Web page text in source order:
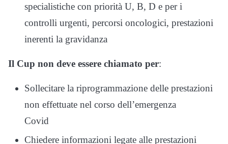
specialistiche con priorità U, B, D e per i
controlli urgenti, percorsi oncologici, prestazioni
inerenti la gravidanza
Il Cup non deve essere chiamato per:
Sollecitare la riprogrammazione delle prestazioni
non effettuate nel corso dell’emergenza
Covid
Chiedere informazioni legate alle prestazioni